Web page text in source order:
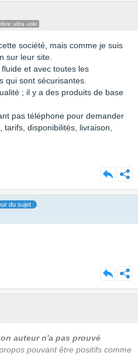
ultra utile
société, mais comme je suis
sur leur site.
et avec toutes les
qui sont sécurisantes.
; il y a des produits de base
pas téléphone pour demander
disponibilités, livraison,
du sujet
auteur n'a pas prouvé
pouvant être positifs comme